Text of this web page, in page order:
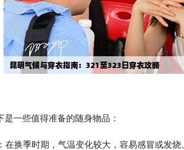
是一些值得准备的随身物品：
在换季时期，气温变化较大，容易感冒或发烧